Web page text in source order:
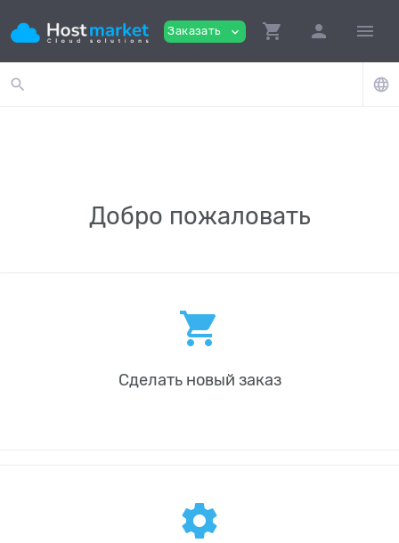
Заказать expand_more shopping_cart person menu
search language
Добро пожаловать
shopping_cart
Сделать новый заказ
settings